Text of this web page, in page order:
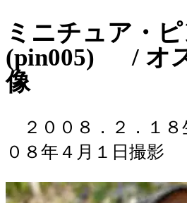
ミニチュア・
(pin005) / オ
像
２００８．２．１８
０８年４月１日撮影